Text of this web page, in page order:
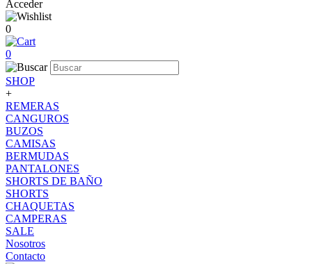
Acceder
0
0
SHOP
+
REMERAS
CANGUROS
BUZOS
CAMISAS
BERMUDAS
PANTALONES
SHORTS DE BAÑO
SHORTS
CHAQUETAS
CAMPERAS
SALE
Nosotros
Contacto